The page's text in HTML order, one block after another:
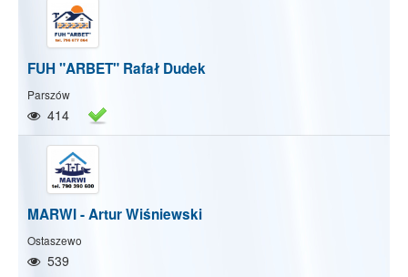
FUH "ARBET" Rafał Dudek
Parszów
414
MARWI - Artur Wiśniewski
Ostaszewo
539